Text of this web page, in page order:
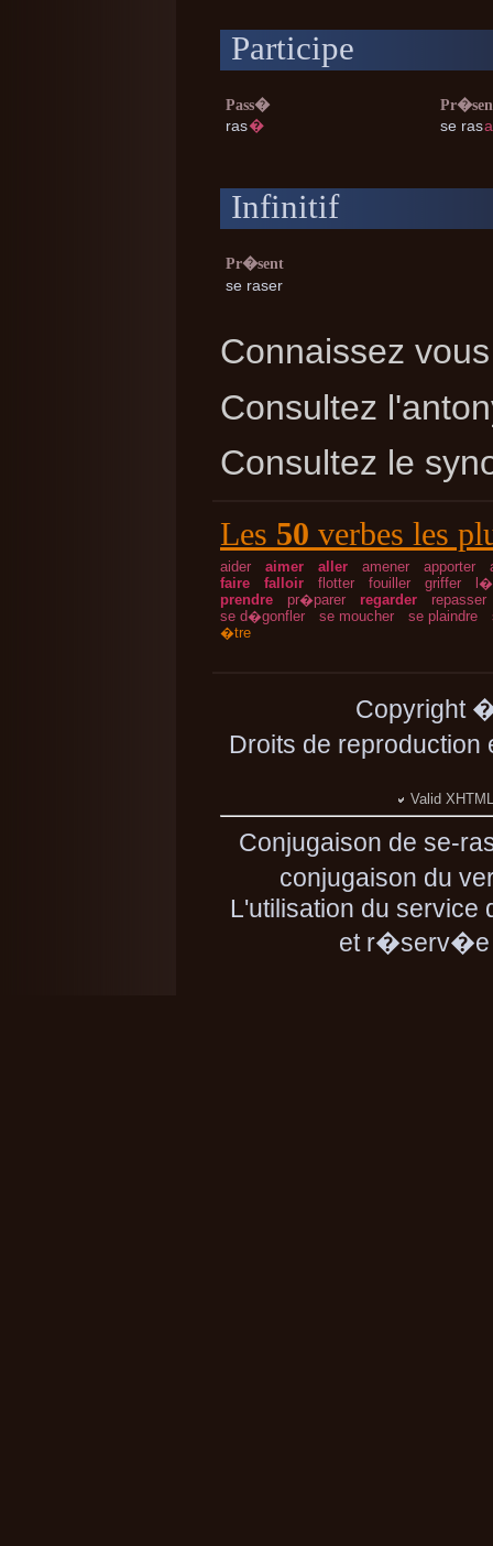
Participe
Pass�
ras�
se ras
Infinitif
Pr�sent
se raser
Connaissez
Consultez
Consultez le
Les 50 verbes les
aider aimer aller amener apporter
faire
falloir flotter fouiller griffer
prendre
pr�parer regarder
repasser
se d�gonfler
se moucher se plaindre
�tre
Copyright
Droits de
Valid
Conjugaison de se-
conjugaison du
L'utilisation du service
et r�serv�e